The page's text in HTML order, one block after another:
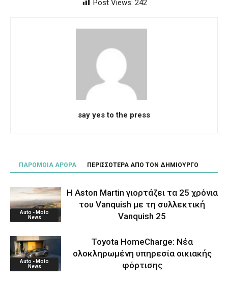
Post Views: 242
say yes to the press
ΠΑΡΟΜΟΙΑ ΑΡΘΡΑ ΠΕΡΙΣΣΟΤΕΡΑ ΑΠΟ ΤΟΝ ΔΗΜΙΟΥΡΓΟ
Auto - Moto
News
Η Aston Martin γιορτάζει τα 25 χρόνια
του Vanquish με τη συλλεκτική
Vanquish 25
Auto - Moto
News
Toyota HomeCharge: Νέα
ολοκληρωμένη υπηρεσία οικιακής
φόρτισης